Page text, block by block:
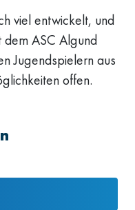
viel entwickelt, und
dem ASC Algund
Jugendspielern aus
offen.